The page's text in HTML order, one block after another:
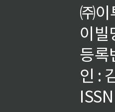
㈜이
이
등록
인 :